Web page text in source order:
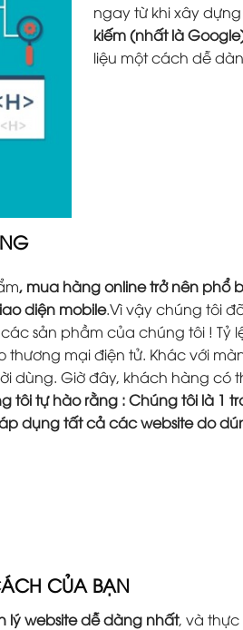
ngay từ khi xây
kiếm (nhất là
liệu một cách dễ
, mua hàng online trở nên phổ
diện mobile.Vì vậy chúng tôi
sản phầm của chúng tôi ! Tỷ
mại điện tử. Khác với
dùng. Giờ đây, khách hàng có
tôi tự hào rằng : Chúng tôi là 1
dụng tất cả các website do
CỦA BẠN
lý website dễ dàng nhất, và